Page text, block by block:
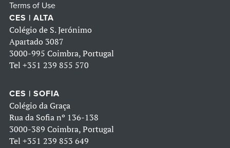
Terms of Use
CES | ALTA
Colégio de S. Jerónimo
Apartado 3087
3000-995 Coimbra, Portugal
Tel +351 239 855 570
CES | SOFIA
Colégio da Graça
Rua da Sofia nº 136-138
3000-389 Coimbra, Portugal
Tel +351 239 853 649